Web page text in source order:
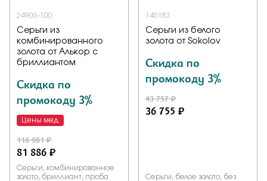
24906-100
Серьги из
комбинированного
золота от Алькор с
бриллиантом
Скидка по
промокоду 3%
Цены мед
116 981 ₽
81 886 ₽
Серьги, комбинированное
золото, бриллиант, проба
140183
Серьги из белого
золота от Sokolov
Скидка по
промокоду 3%
43 757 ₽
36 755 ₽
Серьги, белое золото, без